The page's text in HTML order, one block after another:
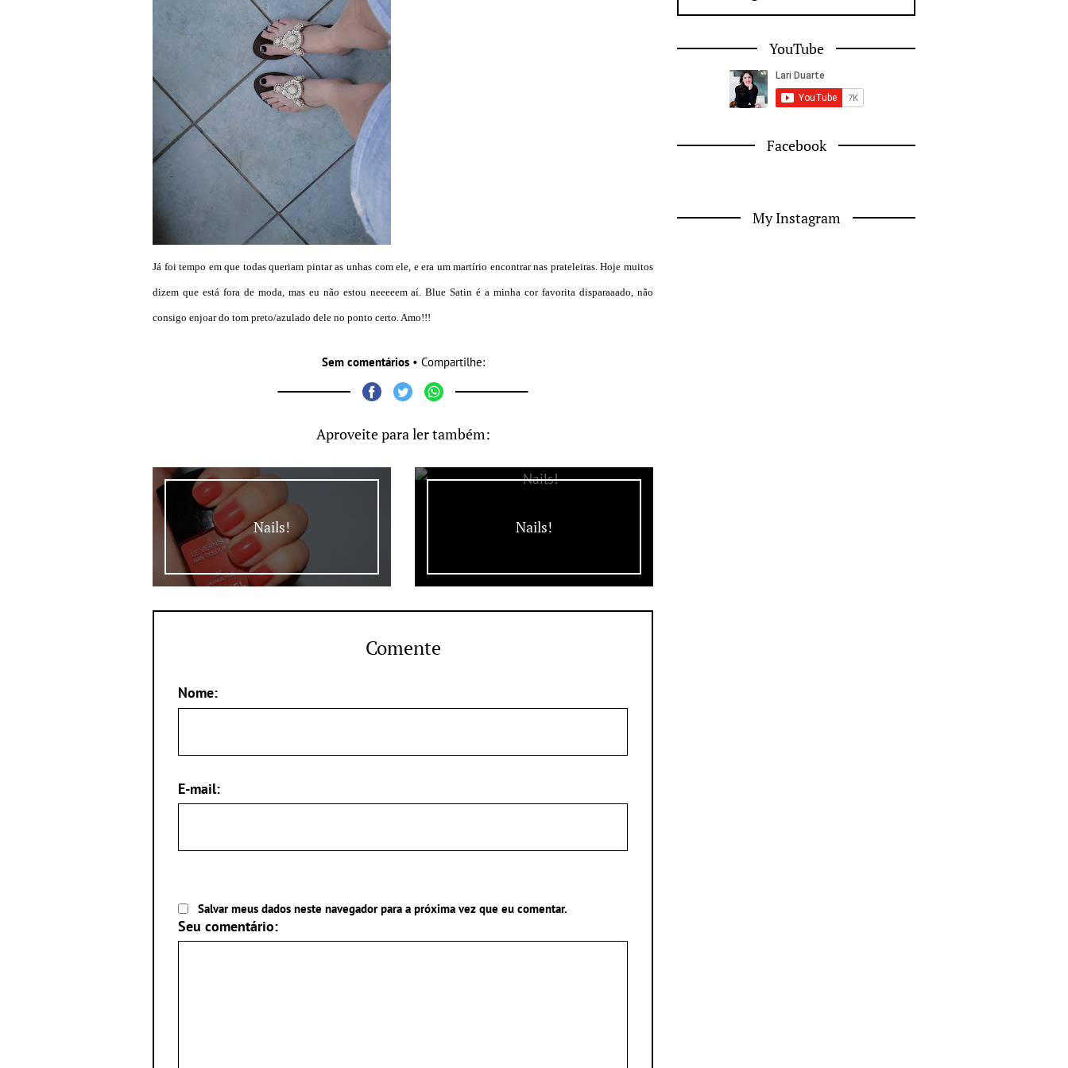
Já foi tempo em que todas queriam pintar as unhas com ele, e era um martírio encontrar nas prateleiras. Hoje muitos
dizem que está fora de moda, mas eu não estou neeeeem aí. Blue Satin é a minha cor favorita disparaaado, não
consigo enjoar do tom preto/azulado dele no ponto certo. Amo!!!
Sem comentários• Compartilhe:
Aproveite para ler também:
Nails! Nails!
Comente
Nome:
E-mail:
Salvar meus dados neste navegador para a próxima vez que eu comentar.
Seu comentário:
YouTube
Facebook
My Instagram